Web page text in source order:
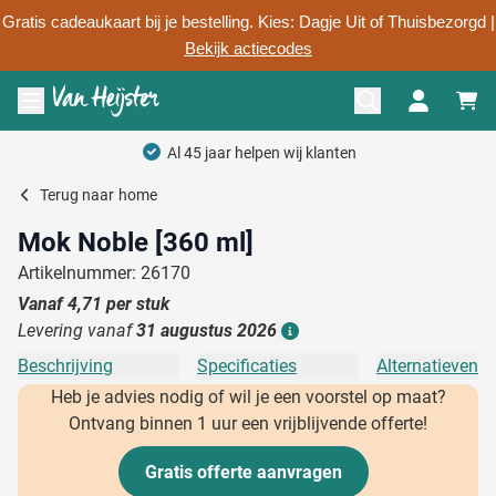
Gratis cadeaukaart bij je bestelling. Kies: Dagje Uit of Thuisbezorgd |
Bekijk actiecodes
Ga naar de inhoud
Menu openen
Al 45 jaar helpen wij klanten
Terug naar home
Mok Noble [360 ml]
Artikelnummer: 26170
Vanaf4,71 per stuk
Levering vanaf31 augustus 2026
Beschrijving Specificaties
Alternatieven
Heb je advies nodig of wil je een voorstel op maat?
Ontvang binnen 1 uur een vrijblijvende offerte!
Gratis offerte aanvragen